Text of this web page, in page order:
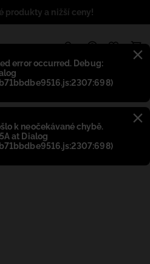
error occurred. Debug:
k neočekávané chybě.
at Dialog
produkty a nižší ceny!